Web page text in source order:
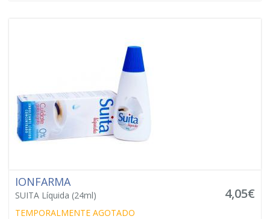
IONFARMA
SUITA Líquida (24ml) 4,05€
TEMPORALMENTE AGOTADO